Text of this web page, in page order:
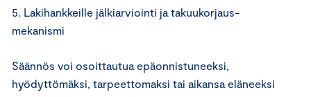
5. Lakihankkeille jälkiarviointi ja takuukorjaus­
mekanismi
Säännös voi osoittautua epäonnistuneeksi,
hyödyttömäksi, tarpeettomaksi tai aikansa eläneeksi